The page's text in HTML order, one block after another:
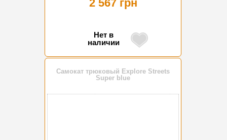
2 567 грн
Нет в
наличии
Самокат трюковый Explore Streets
Super blue